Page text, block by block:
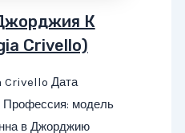
К
Crivello)
Crivello Дата
Профессия: модель
в Джорджию